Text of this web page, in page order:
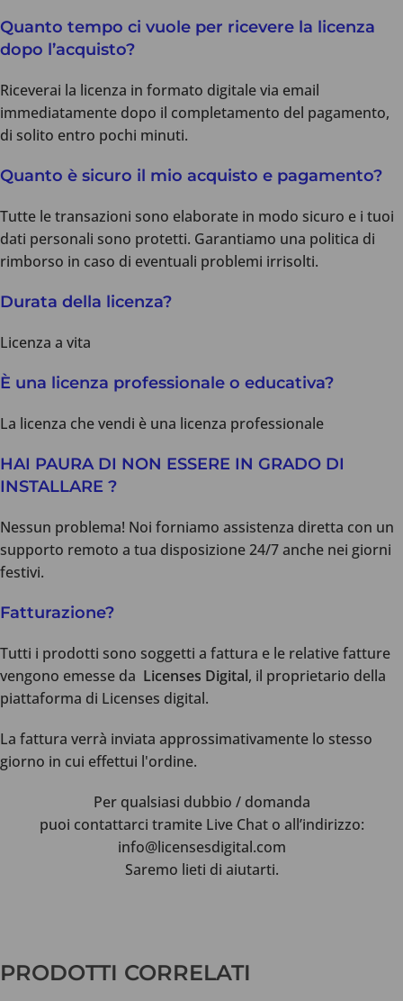
Quanto tempo ci vuole per ricevere la licenza
dopo l’acquisto?
Riceverai la licenza in formato digitale via email
immediatamente dopo il completamento del pagamento,
di solito entro pochi minuti.
Quanto è sicuro il mio acquisto e pagamento?
Tutte le transazioni sono elaborate in modo sicuro e i tuoi
dati personali sono protetti. Garantiamo una politica di
rimborso in caso di eventuali problemi irrisolti.
Durata della licenza?
Licenza a vita
È una licenza professionale o educativa?
La licenza che vendi è una licenza professionale
HAI PAURA DI NON ESSERE IN GRADO DI
INSTALLARE ?
Nessun problema! Noi forniamo assistenza diretta con un
supporto remoto a tua disposizione 24/7 anche nei giorni
festivi.
Fatturazione?
Tutti i prodotti sono soggetti a fattura e le relative fatture
vengono emesse da Licenses Digital, il proprietario della
piattaforma di Licenses digital.
La fattura verrà inviata approssimativamente lo stesso
giorno in cui effettui l'ordine.
Per qualsiasi dubbio / domanda
puoi contattarci tramite Live Chat o all’indirizzo:
info@licensesdigital.com
Saremo lieti di aiutarti.
Recensioni dei clienti
PRODOTTI CORRELATI